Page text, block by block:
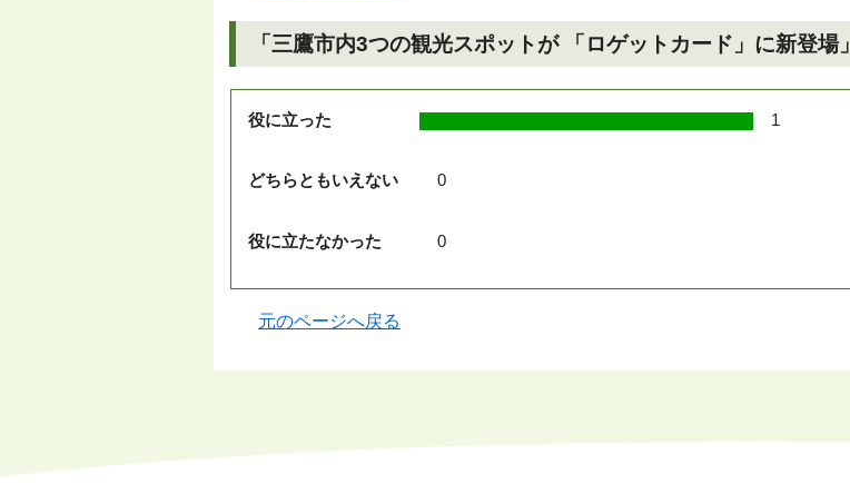
「三鷹市内3つの観光スポットが 「ロゲットカード」に新登場」
役に立った 1
どちらともいえない 0
役に立たなかった 0
元のページへ戻る